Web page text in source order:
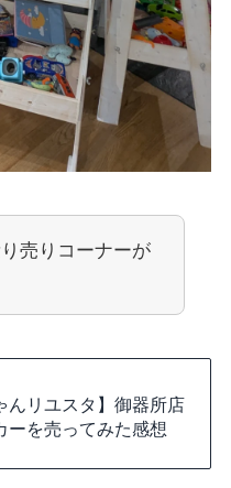
売りコーナーが
んリユスタ】御器所店
ーを売ってみた感想